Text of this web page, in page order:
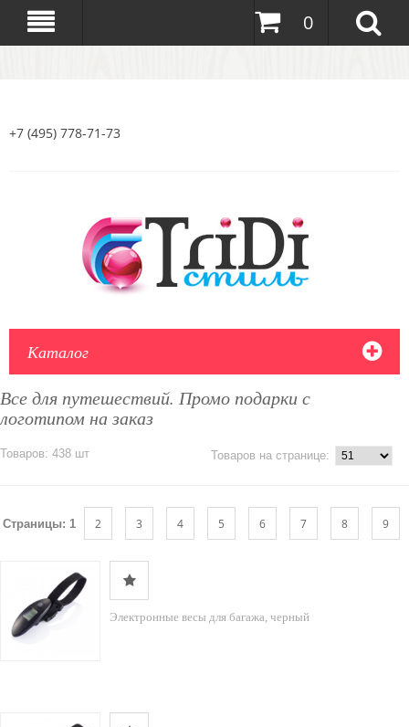
0
+7 (495) 778-71-73
Каталог
Все для путешествий. Промо подарки с
логотипом на заказ
Товаров: 438 шт Товаров на странице:
Страницы: 1 2 3 4 5 6 7 8 9
Электронные весы для багажа, черный